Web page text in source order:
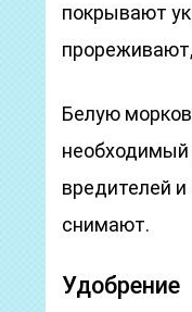
покрывают
Белую
необходимый
вредителей
снимают.
Удобрение